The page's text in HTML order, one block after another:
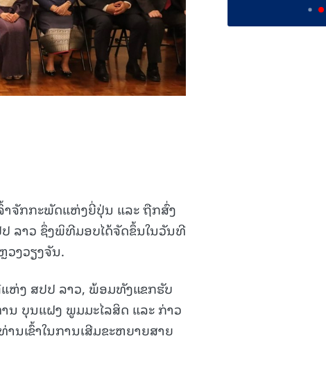
າຈັກກະພັດແຫ່ງຍີ່ປຸ່ນ ແລະ ຖືກສົ່ງ
ລາວ ຊຶ່ງພິທີມອບໄດ້ຈັດຂຶ້ນໃນວັນທີ
ງວຽງຈັນ.
ຫ່ງ ສປປ ລາວ, ພ້ອມທັງແຂກຮັບ
ນ ບຸນແຝງ ພູມມະໄລສິດ ແລະ ກ່າວ
ນເຂົ້າໃນການເສີມຂະຫຍາຍສາຍ